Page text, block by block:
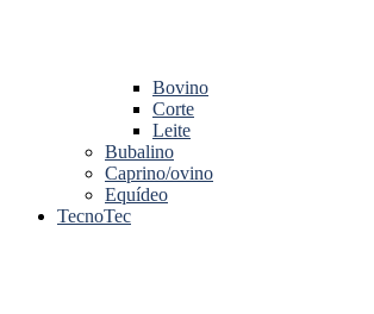
Bovino
Corte
Leite
Bubalino
Caprino/ovino
Equídeo
TecnoTec